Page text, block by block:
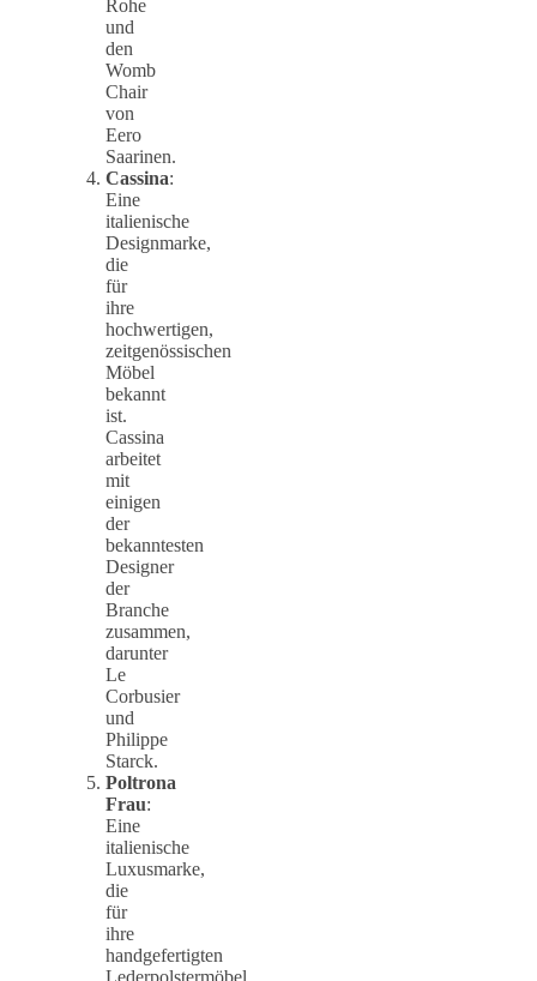
Rohe
und
den
Womb
Chair
von
Eero
Saarinen.
Cassina:
Eine
italienische
Designmarke,
die
für
ihre
hochwertigen,
zeitgenössischen
Möbel
bekannt
ist.
Cassina
arbeitet
mit
einigen
der
bekanntesten
Designer
der
Branche
zusammen,
darunter
Le
Corbusier
und
Philippe
Starck.
Poltrona
Frau:
Eine
italienische
Luxusmarke,
die
für
ihre
handgefertigten